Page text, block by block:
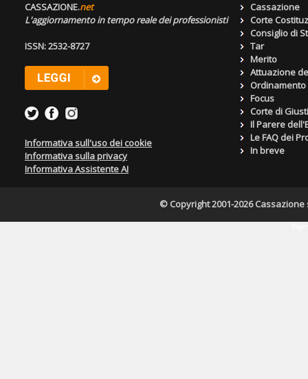
CASSAZIONE.net
L'aggiornamento in tempo reale dei professionisti
ISSN: 2532-8727
Informativa sull'uso dei cookie
Informativa sulla privacy
Informativa Assistente AI
Cassazione
Corte
Consiglio di
Tar
Merito
Attuazione
Focus
Corte di
Il Parere
Le FAQ dei
In breve
© Copyright 2001-2026 Cassazione